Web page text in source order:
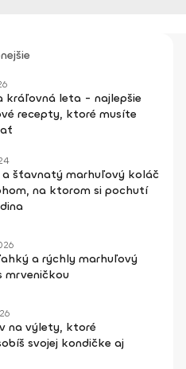
kráľovná leta - najlepšie
recepty, ktoré musíte
a šťavnatý marhuľový koláč
na ktorom si pochutí
a rýchly marhuľový
mrveničkou
na výlety, ktoré
svojej kondičke aj